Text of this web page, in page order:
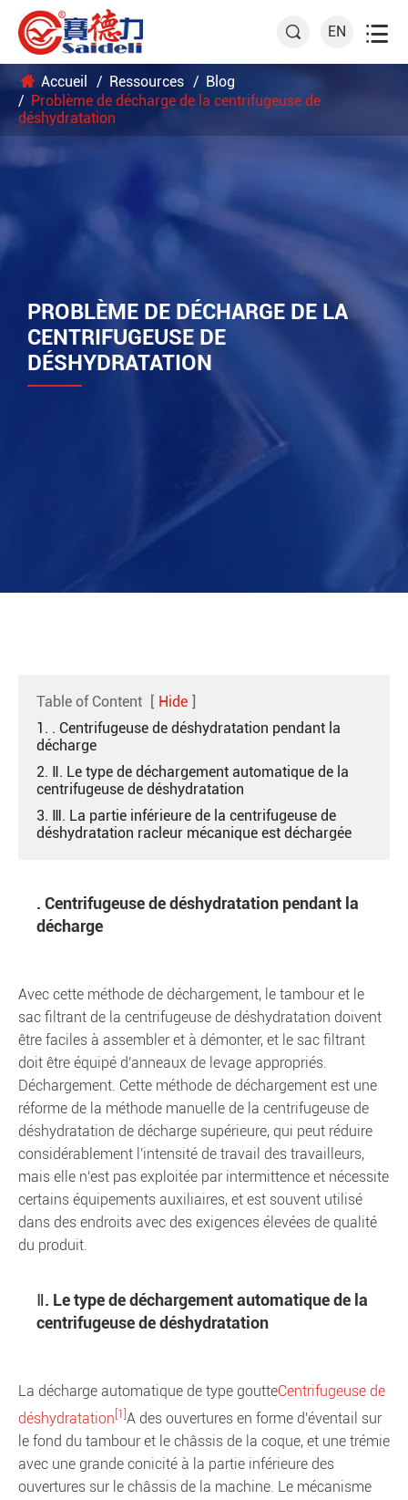
 EN 
Accueil Ressources
Blog
Problème de décharge de la centrifugeuse de
déshydratation
PROBLÈME DE DÉCHARGE DE LA
CENTRIFUGEUSE DE
DÉSHYDRATATION
Table of Content [ Hide ]
1. . Centrifugeuse de déshydratation pendant la
décharge
2. Ⅱ. Le type de déchargement automatique de la
centrifugeuse de déshydratation
3. Ⅲ. La partie inférieure de la centrifugeuse de
déshydratation racleur mécanique est déchargée
. Centrifugeuse de déshydratation pendant la
décharge
Avec cette méthode de déchargement, le tambour et le
sac filtrant de la centrifugeuse de déshydratation doivent
être faciles à assembler et à démonter, et le sac filtrant
doit être équipé d'anneaux de levage appropriés.
Déchargement. Cette méthode de déchargement est une
réforme de la méthode manuelle de la centrifugeuse de
déshydratation de décharge supérieure, qui peut réduire
considérablement l'intensité de travail des travailleurs,
mais elle n'est pas exploitée par intermittence et nécessite
certains équipements auxiliaires, et est souvent utilisé
dans des endroits avec des exigences élevées de qualité
du produit.
Ⅱ. Le type de déchargement automatique de la
centrifugeuse de déshydratation
La décharge automatique de type goutteCentrifugeuse de
déshydratation [1] A des ouvertures en forme d'éventail sur
le fond du tambour et le châssis de la coque, et une trémie
avec une grande conicité à la partie inférieure des
ouvertures sur le châssis de la machine. Le mécanisme